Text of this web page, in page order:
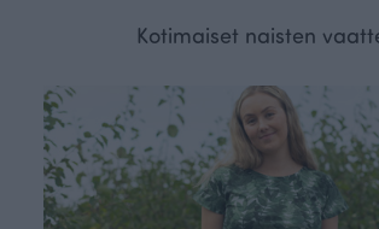
Kotimaiset naisten